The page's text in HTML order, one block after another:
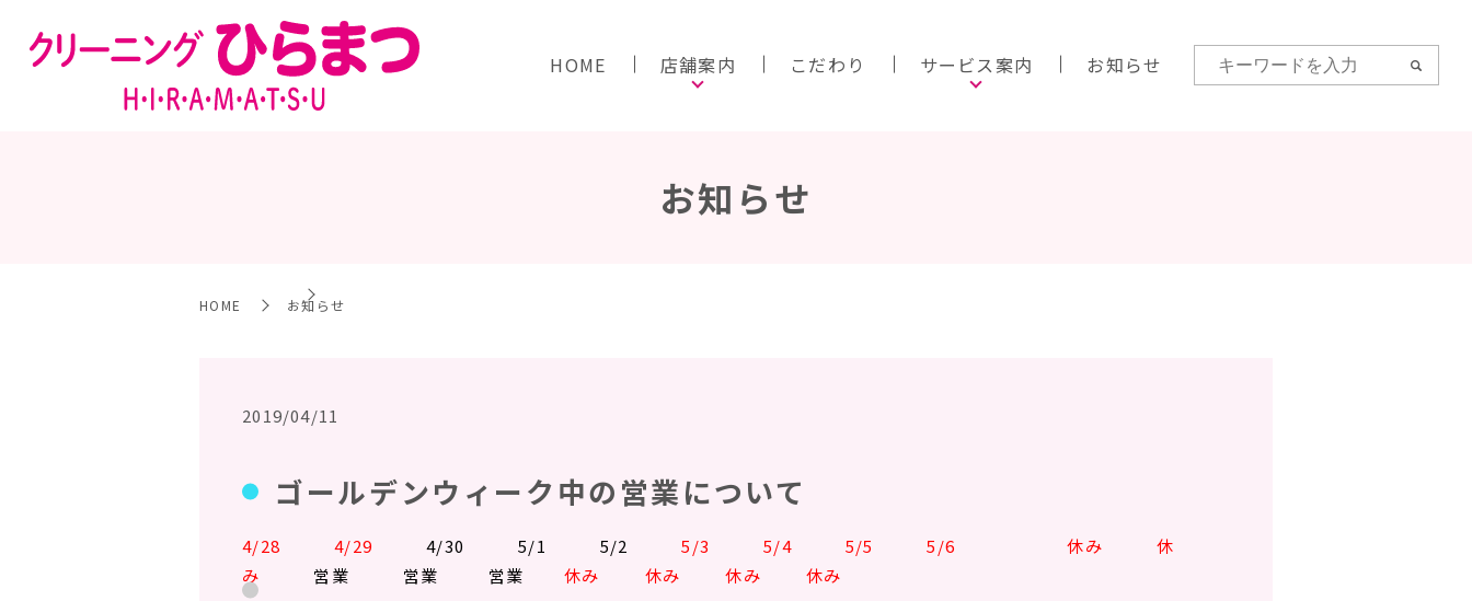
HOME 店舗案内 こだわり サービス案内 お知らせ
お知らせ
HOME お知らせ
2019/04/11
ゴールデンウィーク中の営業について
4/28 4/294/30 5/1 5/25/3 5/4 5/5 5/6
休み 休
み 営業 営業 営業休み 休み 休み 休み